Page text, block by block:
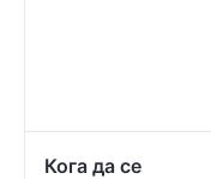
Кога да се